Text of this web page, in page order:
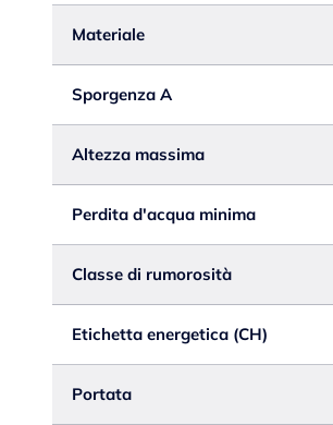
Materiale
Sporgenza A
Altezza massima
Perdita d'acqua minima
Classe di rumorosità
Etichetta energetica (CH)
Portata